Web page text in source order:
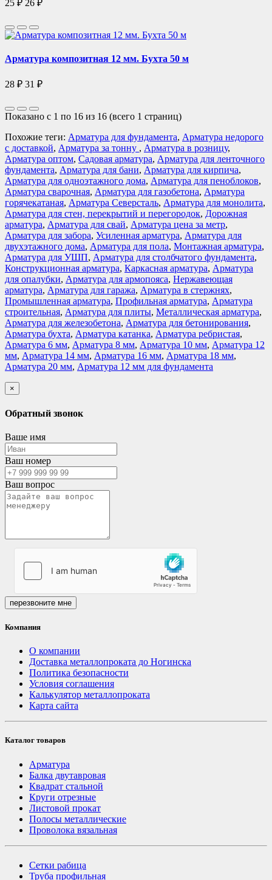
25 ₽ 26 ₽
Арматура композитная 12 мм. Бухта 50 м
28 ₽ 31 ₽
Показано с 1 по 16 из 16 (всего 1 страниц)
Похожие теги: Арматура для фундамента, Арматура недорого
с доставкой, Арматура за тонну , Арматура в розницу,
Арматура оптом, Садовая арматура, Арматура для ленточного
фундамента, Арматура для бани, Арматура для кирпича,
Арматура для одноэтажного дома, Арматура для пеноблоков,
Арматура сварочная, Арматура для газобетона, Арматура
горячекатаная, Арматура Северсталь, Арматура для монолита,
Арматура для стен, перекрытий и перегородок, Дорожная
арматура, Арматура для свай, Арматура цена за метр,
Арматура для забора, Усиленная арматура, Арматура для
двухэтажного дома, Арматура для пола, Монтажная арматура,
Арматура для УШП, Арматура для столбчатого фундамента,
Конструкционная арматура, Каркасная арматура, Арматура
для опалубки, Арматура для армопояса, Нержавеющая
арматура, Арматура для гаража, Арматура в стержнях,
Промышленная арматура, Профильная арматура, Арматура
строительная, Арматура для плиты, Металлическая арматура,
Арматура для железобетона, Арматура для бетонирования,
Арматура бухта, Арматура катанка, Арматура ребристая,
Арматура 6 мм, Арматура 8 мм, Арматура 10 мм, Арматура 12
мм, Арматура 14 мм, Арматура 16 мм, Арматура 18 мм,
Арматура 20 мм, Арматура 12 мм для фундамента
×
Обратный звонок
Ваше имя
Ваш номер
Ваш вопрос
перезвоните мне
Компания
О компании
Доставка металлопроката до Ногинска
Политика безопасности
Условия соглашения
Калькулятор металлопроката
Карта сайта
Каталог товаров
Арматура
Балка двутавровая
Квадрат стальной
Круги отрезные
Листовой прокат
Полосы металлические
Проволока вязальная
Сетки рабица
Труба профильная